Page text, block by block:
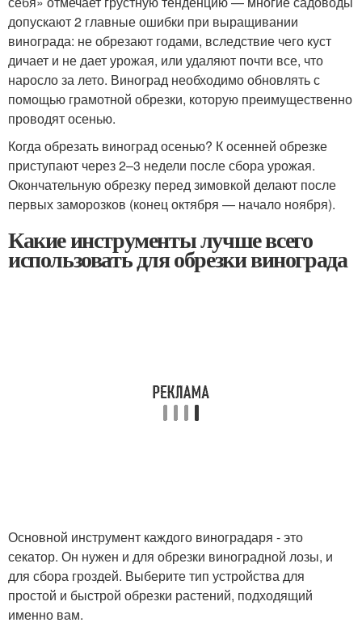
допускают 2 главные ошибки при выращивании
винограда: не обрезают годами, вследствие чего куст
дичает и не дает урожая, или удаляют почти все, что
наросло за лето. Виноград необходимо обновлять с
помощью грамотной обрезки, которую преимущественно
проводят осенью.
Когда обрезать виноград осенью? К осенней обрезке
приступают через 2–3 недели после сбора урожая.
Окончательную обрезку перед зимовкой делают после
первых заморозков (конец октября — начало ноября).
Какие инструменты лучше всего
использовать для обрезки винограда
Основной инструмент каждого виноградаря - это
секатор. Он нужен и для обрезки виноградной лозы, и
для сбора гроздей. Выберите тип устройства для
простой и быстрой обрезки растений, подходящий
именно вам.